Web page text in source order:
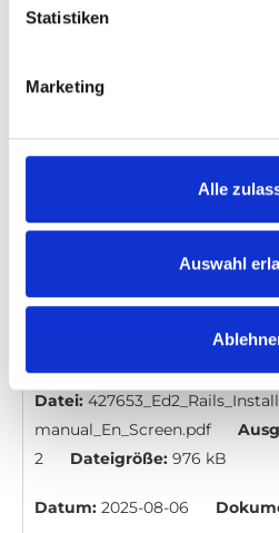
Statistiken
Marketing
Alle
Auswahl
Sprache:English, German,
Kategorie:User manual,
Datei:
manual_En_Screen.pdf
2
Dateigröße: 976 kB
Datum: 2025-08-06